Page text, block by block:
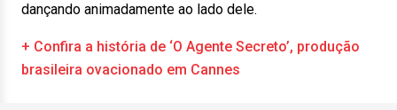
dançando animadamente ao lado dele.
+ Confira a história de ‘O Agente Secreto’, produção
brasileira ovacionado em Cannes